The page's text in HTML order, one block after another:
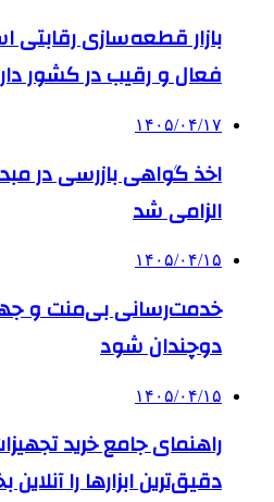
فعال و رقیب در کشور
۱۴۰۵/۰۴/۱۷
اخذ گواهی بازرسی در
الزامی شد
۱۴۰۵/۰۴/۱۵
خدمت‌رسانی بی‌منت و
دوچندان شود
۱۴۰۵/۰۴/۱۵
راهنمای جامع خرید
دقیق‌ترین ابزارها را آنلاین